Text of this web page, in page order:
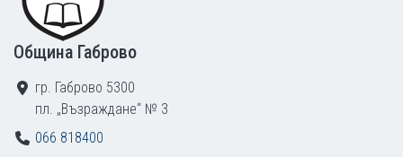
Община Габрово
гр. Габрово 5300
пл. „Възраждане“ № 3
066 818400